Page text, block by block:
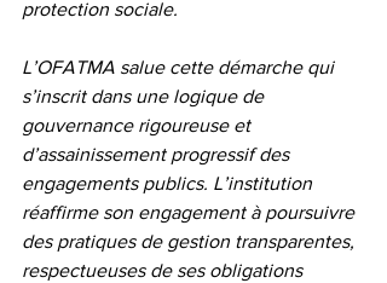
protection sociale.
L’OFATMA salue cette démarche qui
s’inscrit dans une logique de
gouvernance rigoureuse et
d’assainissement progressif des
engagements publics. L’institution
réaffirme son engagement à poursuivre
des pratiques de gestion transparentes,
respectueuses de ses obligations